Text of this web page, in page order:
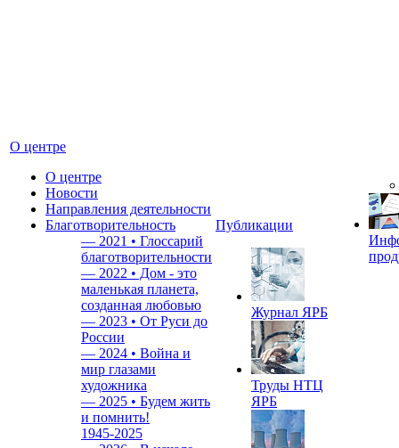
О центре
О центре
Новости
Направления деятельности
Благотворительность
— 2021 • Глоссарий
благотворительности
— 2022 • Дом - это
маленькая планета,
созданная любовью
— 2023 • От Руси до
России
— 2024 • Война и
мир глазами
художника
— 2025 • Будем жить
и помнить!
1945-2025
Публикации
Журнал ЯРБ
Труды НТЦ
ЯРБ